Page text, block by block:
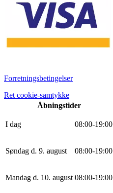
Forretningsbetingelser
Ret cookie-samtykke
Åbningstider
I dag 08:00-19:00
Søndag d. 9. august 08:00-19:00
Mandag d. 10. august 08:00-19:00